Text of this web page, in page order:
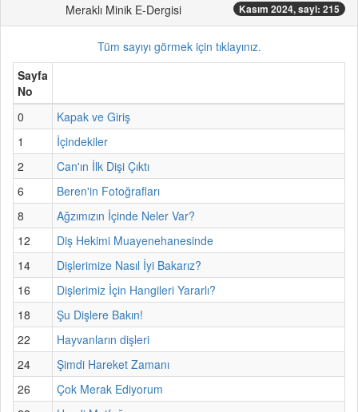
Meraklı Minik E-Dergisi Kasım 2024, sayi: 215
Tüm sayıyı görmek için tıklayınız.
Sayfa
No
0
Kapak ve Giriş
1
İçindekiler
2
Can'ın İlk Dişi Çıktı
6
Beren'in Fotoğrafları
8
Ağzımızın İçinde Neler Var?
12
Diş Hekimi Muayenehanesinde
14
Dişlerimize Nasıl İyi Bakarız?
16
Dişlerimiz İçin Hangileri Yararlı?
18
Şu Dişlere Bakın!
22
Hayvanların dişleri
24
Şimdi Hareket Zamanı
26
Çok Merak Ediyorum